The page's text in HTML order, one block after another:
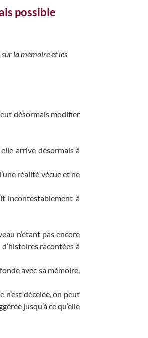
possible
sur la mémoire et les
désormais modifier
arrive désormais à
réalité vécue et ne
incontestablement à
n’étant pas encore
racontées à
avec sa mémoire,
n’est décelée, on peut
jusqu’à ce qu’elle